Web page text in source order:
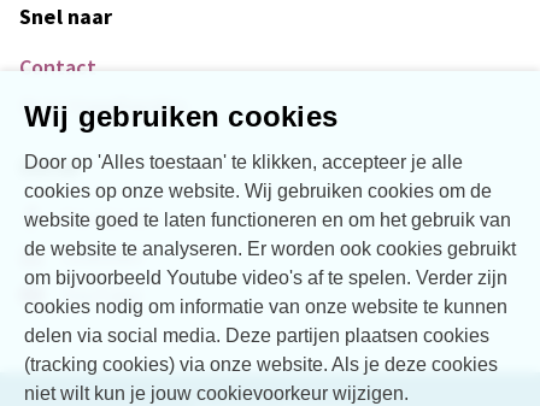
Wij gebruiken cookies
Door op 'Alles toestaan' te klikken, accepteer je alle
cookies op onze website. Wij gebruiken cookies om de
website goed te laten functioneren en om het gebruik van
de website te analyseren. Er worden ook cookies gebruikt
om bijvoorbeeld Youtube video's af te spelen. Verder zijn
cookies nodig om informatie van onze website te kunnen
delen via social media. Deze partijen plaatsen cookies
(tracking cookies) via onze website. Als je deze cookies
niet wilt kun je jouw cookievoorkeur wijzigen.
Snel naar
Contact
Over Vogellanden
Social
Facebook
LinkedIn
YouTube